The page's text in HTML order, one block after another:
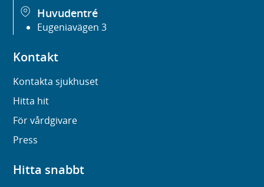
Huvudentré
Eugeniavägen 3
Kontakt
Kontakta sjukhuset
Hitta hit
För vårdgivare
Press
Hitta snabbt